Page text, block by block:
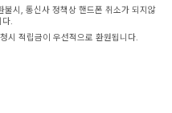
시, 통신사 정책상 핸드폰 취소가 되지않
.
시 적립금이 우선적으로 환원됩니다.